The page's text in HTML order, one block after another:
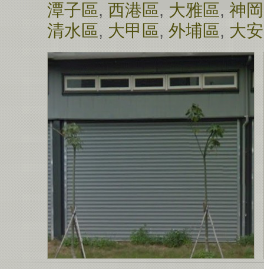
潭子區, 西港區, 大雅區, 神
清水區, 大甲區, 外埔區, 大